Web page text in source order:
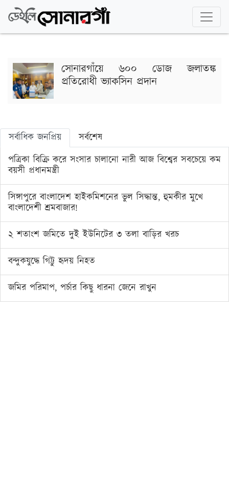
সোনারগাঁয়ে ৬০০ ডোজ জলাতঙ্ক
প্রতিরোধী ভ্যাকসিন প্রদান
সর্বাধিক জনপ্রিয়
সর্বশেষ
পত্রিকা বিক্রি করে সংসার চালানো নারী আজ বিশ্বের সবচেয়ে কম
বয়সী প্রধানমন্ত্রী
সিঙ্গাপুরে বাংলাদেশ হাইকমিশনের ভুল সিদ্ধান্ত, হুমকীর মুখে
বাংলাদেশী শ্রমবাজার!
২ শতাংশ জমিতে দুই ইউনিটের ৩ তলা বাড়ির খরচ
বন্দুকযুদ্ধে গিট্টু হৃদয় নিহত
জমির পরিমাপ, পর্চার কিছু ধারনা জেনে রাখুন